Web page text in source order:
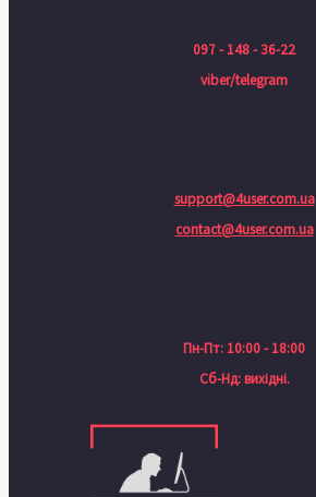
097 - 148 - 36-22
viber/telegram
support@4user.com.ua
contact@4user.com.ua
Пн-Пт: 10:00 - 18:00
Сб-Нд: вихідні.